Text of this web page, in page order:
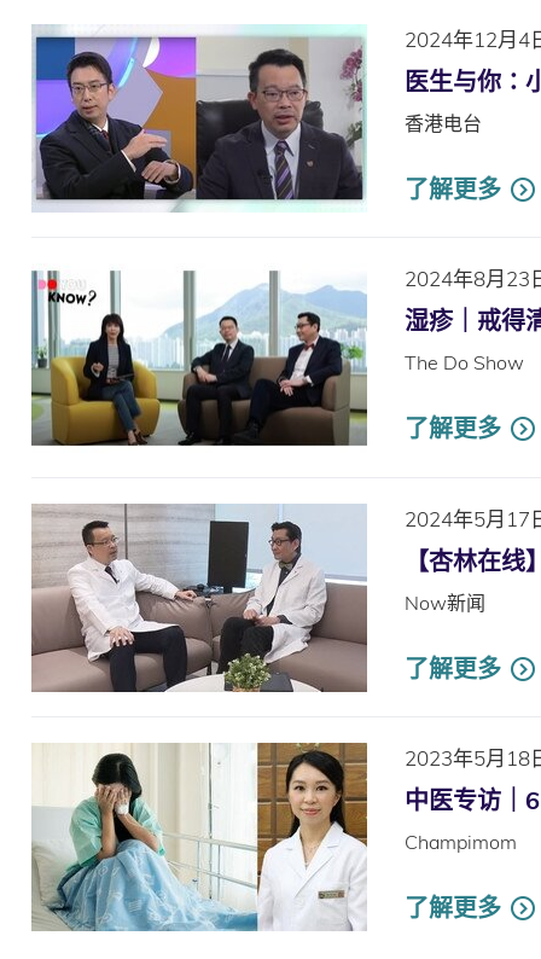
2024年12月4
医生与你∶
香港电台
了解更多
2024年8月23
湿疹｜戒得
The Do Show
了解更多
2024年5月17
【杏林在
Now新闻
了解更多
2023年5月18
中医专访｜
Champimom
了解更多